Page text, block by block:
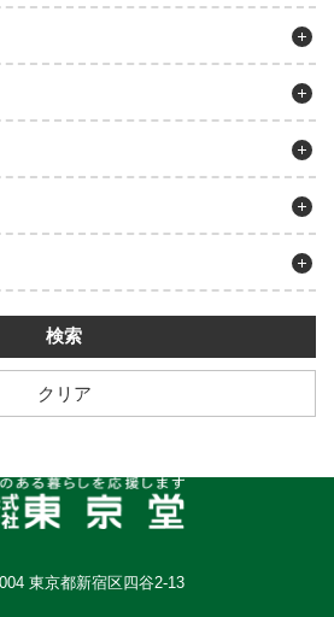
クリア
東京都新宿区四谷2-13